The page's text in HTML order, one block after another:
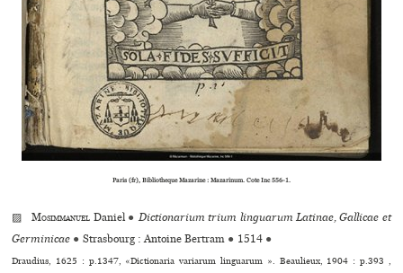
Paris (fr), Bibliotheque Mazarine : Mazarinum. Cote Inc 556-1.
▨Mosimmanuel Daniel ● Dictionarium trium linguarum Latinae, Gallicae et
Germinicae ● Strasbourg : Antoine Bertram ● 1514 ●
Draudius, 1625 : p.1347, «Dictionaria varia­rum lin­gua­rum ». Beaulieux, 1904 : p.393 ,